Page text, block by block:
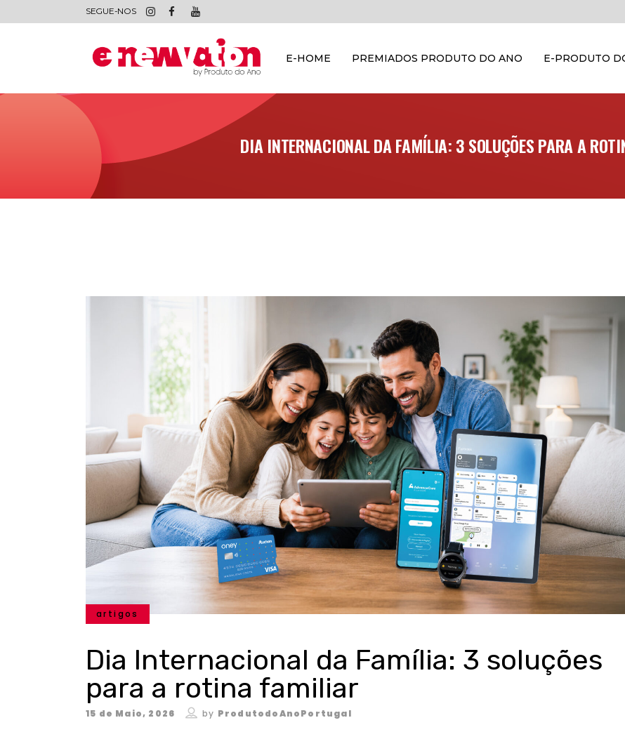
SEGUE-NOS
E-HOME PREMIADOS PRODUTO DO ANO E-PRODUTO
DIA INTERNACIONAL DA FAMÍLIA: 3 SOLUÇÕES PARA A
artigos
Dia Internacional da Família: 3 soluções
para a rotina familiar
15 de Maio, 2026 by ProdutodoAnoPortugal